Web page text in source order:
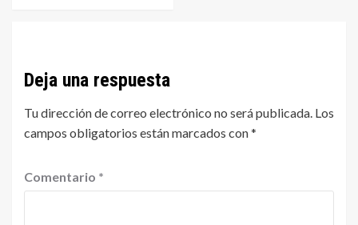
Deja una respuesta
Tu dirección de correo electrónico no será publicada. Los
campos obligatorios están marcados con*
Comentario *